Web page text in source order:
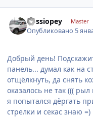
kossiopey Master
Опубликовано 5
Добрый день!
панель... думал как на
отщёлкнуть, да снять
оказалось не так (((
я попытался дёргать
стрелки и секас знаю =)